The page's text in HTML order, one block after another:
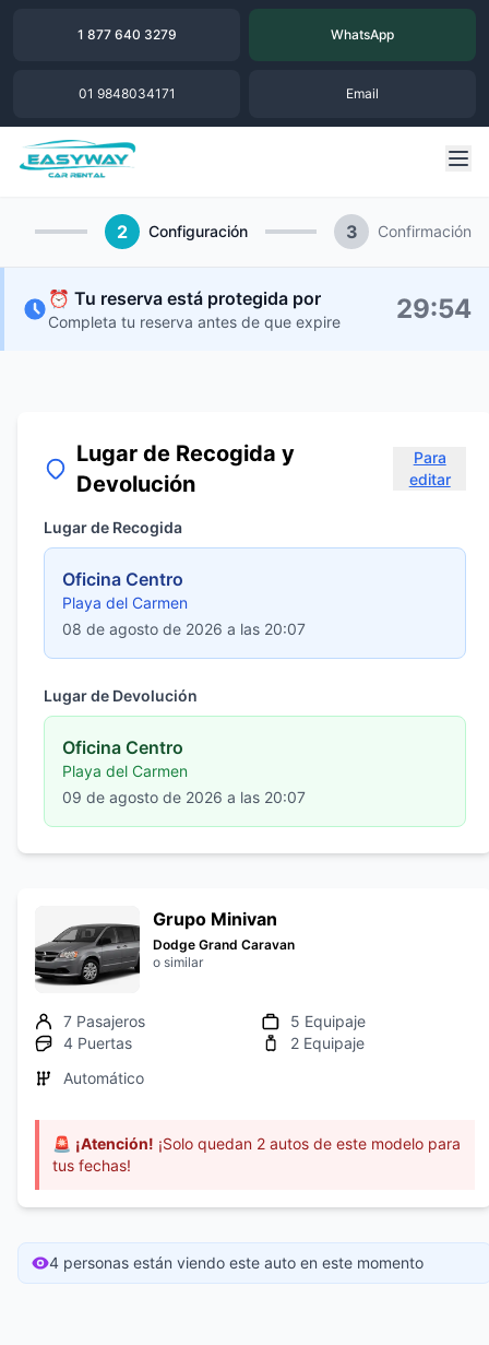
1 877 640 3279 WhatsApp
01 9848034171 Email
2 Configuración 3 Confirmación
⏰ Tu reserva está protegida por
Completa tu reserva antes de que expire 29:53
Lugar de Recogida y
Devolución
Para
editar
Lugar de Recogida
Oficina Centro
Playa del Carmen
08 de agosto de 2026 a las 20:07
Lugar de Devolución
Oficina Centro
Playa del Carmen
09 de agosto de 2026 a las 20:07
Grupo Minivan
Dodge Grand Caravan
o similar
7 Pasajeros
4 Puertas
5 Equipaje
2 Equipaje
Automático
🚨 ¡Atención! ¡Solo quedan 2 autos de este modelo para
tus fechas!
4 personas están viendo este auto en este momento